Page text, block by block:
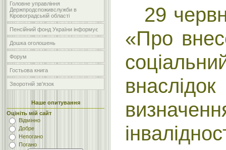
Головне управління
Держпродспоживслужби в
Кіровоградській області
Пенсійний фонд України інформує
Дошка оголошень
Форум
Гостьова книга
Зворотній зв'язок
Наше опитування
Оцініть мій сайт
Відмінно
Добре
Непогано
Погано
29
«Про